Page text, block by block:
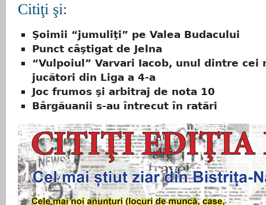
Citiţi şi:
Şoimii “jumuliţi” pe Valea Budacului
Punct câştigat de Jelna
“Vulpoiul” Varvari Iacob, unul dintre cei
jucători din Liga a 4-a
Joc frumos şi arbitraj de nota 10
Bârgăuanii s-au întrecut în ratări